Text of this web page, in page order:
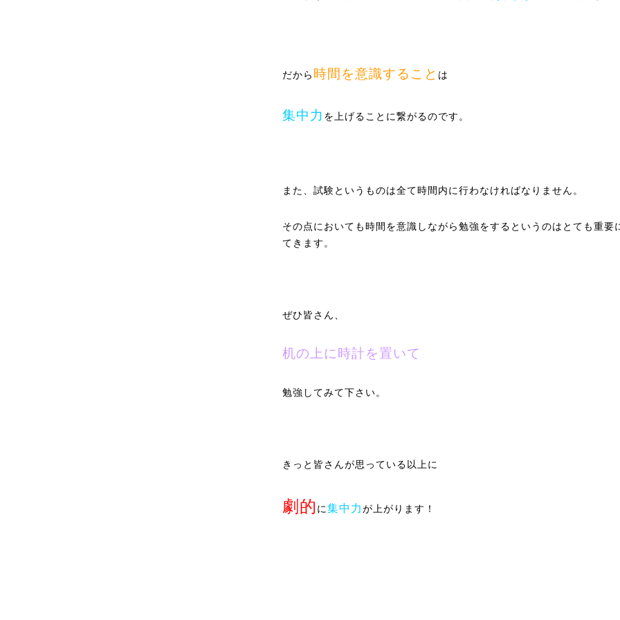
だから 時間を意識すること は
集中力 を上げることに繋がるのです。
また、試験というものは全て時間内に行わなければなりません。
その点においても時間を意識しながら勉強をするというのはとても重要
てきます。
ぜひ皆さん、
机の上に時計を置いて
勉強してみて下さい。
きっと皆さんが思っている以上に
劇的 に集中力が 上がり ます！